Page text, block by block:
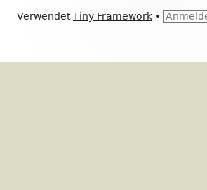
Footer
VerwendetTiny Framework •